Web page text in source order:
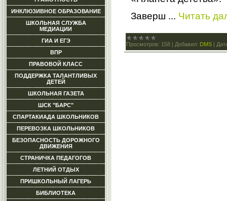
ИНКЛЮЗИВНОЕ ОБРАЗОВАНИЕ
ШКОЛЬНАЯ СЛУЖБА
МЕДИАЦИИ
ГИА И ЕГЭ
ВПР
ПРАВОВОЙ КЛАСС
ПОДДЕРЖКА ТАЛАНТЛИВЫХ
ДЕТЕЙ
ШКОЛЬНАЯ ГАЗЕТА
ШСК "БАРС"
СПАРТАКИАДА ШКОЛЬНИКОВ
ПЕРЕВОЗКА ШКОЛЬНИКОВ
БЕЗОПАСНОСТЬ ДОРОЖНОГО
ДВИЖЕНИЯ
СТРАНИЧКА ПЕДАГОГОВ
ЛЕТНИЙ ОТДЫХ
ПРИШКОЛЬНЫЙ ЛАГЕРЬ
БИБЛИОТЕКА
Заверш ... Читать
Просмотров: 158 | Добавил: DMS |